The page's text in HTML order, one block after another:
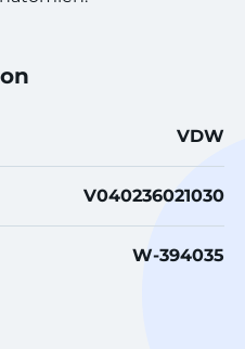
VDW
V040236021030
W-394035